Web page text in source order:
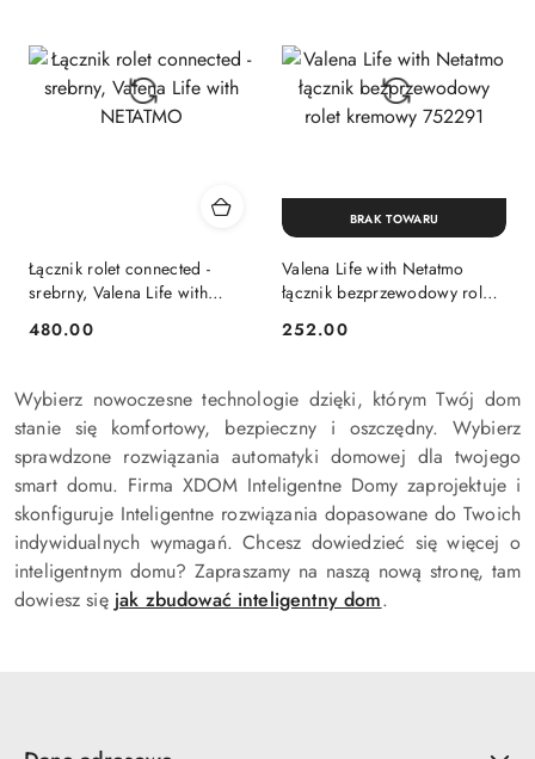
Łącznik rolet connected -
srebrny, Valena Life with
Cena:
480.00
Valena Life with Netatmo
łącznik bezprzewodowy rolet
Cena:
252.00
BRAK TOWARU
Wybierz nowoczesne technologie dzięki, którym Twój dom
stanie się komfortowy, bezpieczny i oszczędny. Wybierz
sprawdzone rozwiązania automatyki domowej dla twojego
smart domu. Firma XDOM Inteligentne Domy zaprojektuje i
skonfiguruje Inteligentne rozwiązania dopasowane do Twoich
indywidualnych wymagań. Chcesz dowiedzieć się więcej o
inteligentnym domu? Zapraszamy na naszą nową stronę, tam
dowiesz się jak zbudować inteligentny dom.